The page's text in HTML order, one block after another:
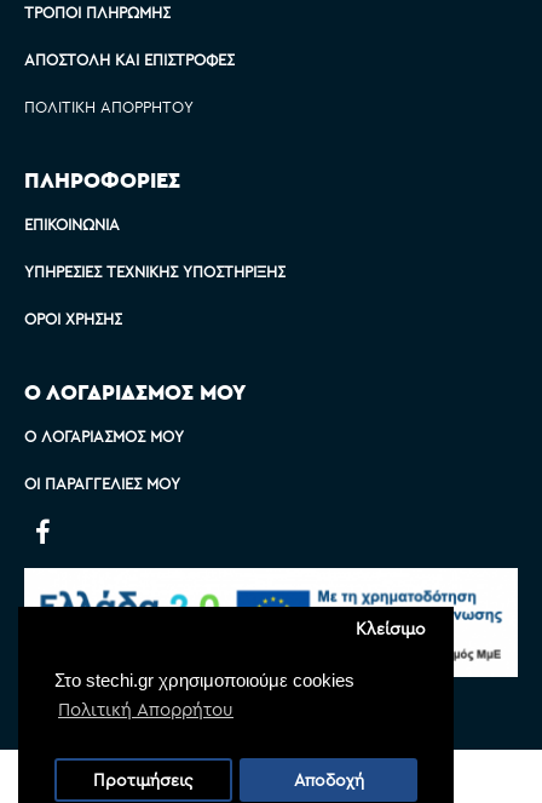
Στο stechi.gr χρησιμοποιούμε cookies
Πολιτική Απορρήτου
Κλείσιμο
Προτιμήσεις Αποδοχή
ΤΡΌΠΟΙ ΠΛΗΡΩΜΉΣ
ΑΠΟΣΤΟΛΉ ΚΑΙ ΕΠΙΣΤΡΟΦΈΣ
ΠΟΛΙΤΙΚΉ ΑΠΟΡΡΉΤΟΥ
ΠΛΗΡΟΦΟΡΙΕΣ
ΕΠΙΚΟΙΝΩΝΊΑ
ΥΠΗΡΕΣΊΕΣ ΤΕΧΝΙΚΉΣ ΥΠΟΣΤΉΡΙΞΗΣ
ΌΡΟΙ ΧΡΉΣΗΣ
Ο ΛΟΓΑΡΙΑΣΜΟΣ ΜΟΥ
Ο ΛΟΓΑΡΙΑΣΜΌΣ ΜΟΥ
ΟΙ ΠΑΡΑΓΓΕΛΊΕΣ ΜΟΥ
Copyright © 2022 Stechi, All Rights Reserved
Powered by
Monoware Web